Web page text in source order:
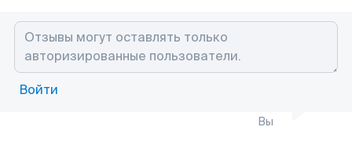
Войти
Вы